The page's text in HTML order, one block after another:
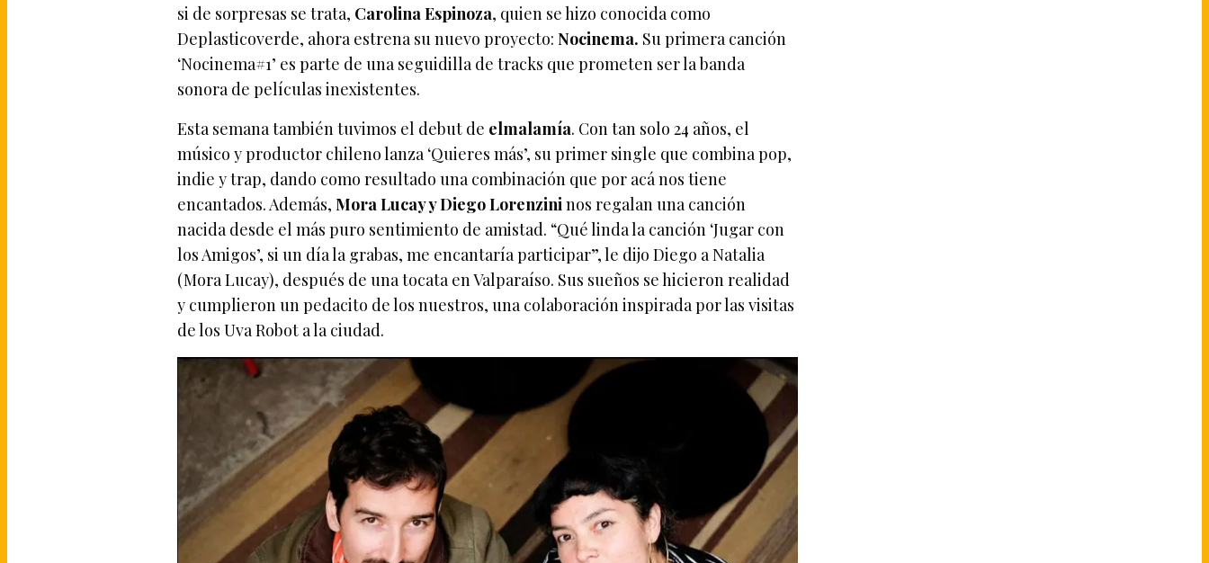
si de sorpresas se trata, Carolina Espinoza, quien se hizo conocida como
Deplasticoverde, ahora estrena su nuevo proyecto:Nocinema. Su primera canción
‘Nocinema#1’ es parte de una seguidilla de tracks que prometen ser la banda
sonora de películas inexistentes.
Esta semana también tuvimos el debut de elmalamía. Con tan solo 24 años, el
músico y productor chileno lanza ‘Quieres más’, su primer single que combina pop,
indie y trap, dando como resultado una combinación que por acá nos tiene
encantados. Además,Mora Lucay y Diego Lorenzininos regalan una canción
nacida desde el más puro sentimiento de amistad. “Qué linda la canción ‘Jugar con
los Amigos’, si un día la grabas, me encantaría participar”, le dijo Diego a Natalia
(Mora Lucay), después de una tocata en Valparaíso. Sus sueños se hicieron realidad
y cumplieron un pedacito de los nuestros, una colaboración inspirada por las visitas
de los Uva Robot a la ciudad.